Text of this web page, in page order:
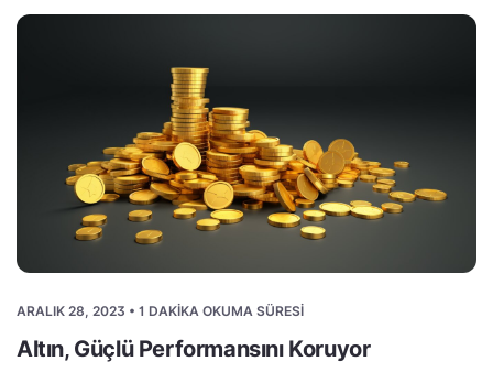
ARALIK 28, 2023 • 1 DAKIKA OKUMA SÜRESI
Altın, Güçlü Performansını Koruyor